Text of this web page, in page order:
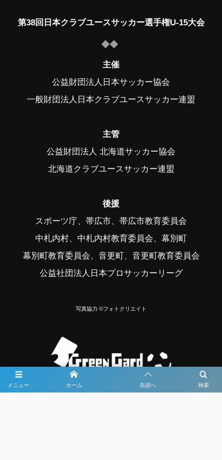
メニュー 検索
ホーム 先頭へ
第38回日本クラブユースサッカー選手権U-15大会
主催
公益財団法人日本サッカー協会
一般財団法人日本クラブユースサッカー連盟
主管
公益財団法人 北海道サッカー協会
北海道クラブユースサッカー連盟
後援
スポーツ庁、帯広市、帯広市教育委員会
中札内村、中札内村教育委員会、幕別町
幕別町教育委員会、音更町、音更町教育委員会
公益社団法人日本プロサッカーリーグ
写真協力 ©フォトクリエイト